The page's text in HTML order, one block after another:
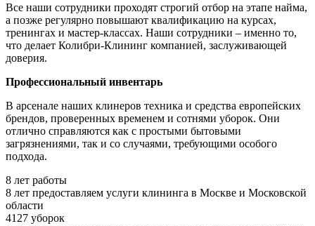
Все наши сотрудники проходят строгий отбор на этапе найма,
а позже регулярно повышают квалификацию на курсах,
тренингах и мастер-классах. Наши сотрудники – именно то,
что делает Колибри-Клининг компанией, заслуживающей
доверия.
Профессиональный инвентарь
В арсенале наших клинеров техника и средства европейских
брендов, проверенных временем и сотнями уборок. Они
отлично справляются как с простыми бытовыми
загрязнениями, так и со случаями, требующими особого
подхода.
8 лет работы
8 лет предоставляем услуги клининга в Москве и Московской
области
4127 уборок